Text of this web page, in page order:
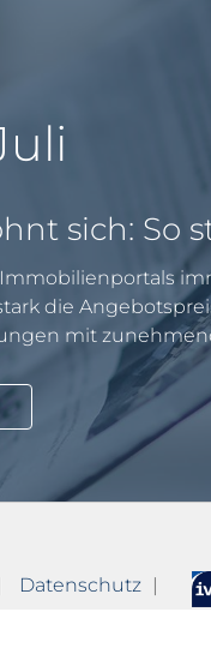
Immobilienportals
die
mit
Datenschutz